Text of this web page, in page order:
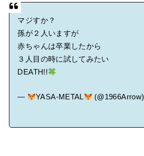
マジすか？
孫が２人いますが
赤ちゃんは卒業したから
３人目の時に試してみたい
DEATH!!
— YASA-METAL (@1966Arrow)